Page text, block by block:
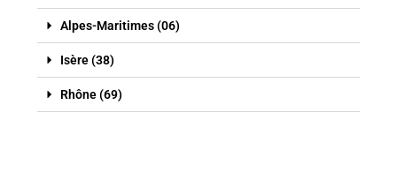
Alpes-Maritimes (06)
Isère (38)
Rhône (69)